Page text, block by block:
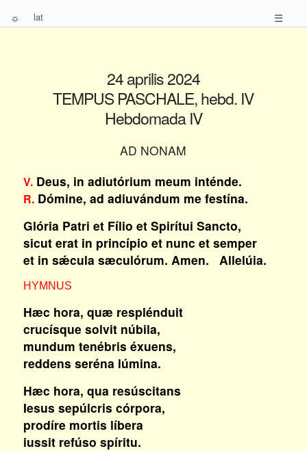
☼ lat ☰
24 aprilis 2024
TEMPUS PASCHALE, hebd. IV
Hebdomada IV
AD NONAM
V.Deus, in adiutórium meum inténde.
R.Dómine, ad adiuvándum me festína.
Glória Patri et Fílio et Spirítui Sancto,
sicut erat in princípio et nunc et semper
et in sǽcula sæculórum. Amen. Allelúia.
HYMNUS
Hæc hora, quæ resplénduit
crucísque solvit núbila,
mundum tenébris éxuens,
reddens seréna lúmina.
Hæc hora, qua resúscitans
Iesus sepúlcris córpora,
prodíre mortis líbera
iussit refúso spíritu.